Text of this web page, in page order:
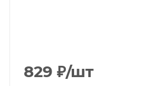
829 ₽/шт